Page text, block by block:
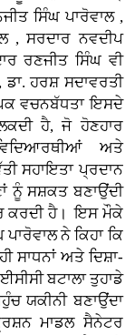
ਸਿੰਘ ਪਾਰੋਵਾਲ ,
, ਸਰਦਾਰ ਨਵਦੀਪ
ਰਣਜੀਤ ਸਿੰਘ ਵੀ
ਹਰਸ਼ ਸਦਾਵਰਤੀ
ਵਚਨਬੱਧਤਾ ਇਸਦੇ
ਹੈ, ਜੋ ਹੋਣਹਾਰ
ਅਤੇ
ਸਹਾਇਤਾ ਪ੍ਰਦਾਨ
ਨੂੰ ਸਸ਼ਕਤ ਬਣਾਉਂਦੀ
ਕਰਦੀ ਹੈ। ਇਸ ਮੌਕੇ
ਨੇ ਕਿਹਾ ਕਿ
ਸਾਧਨਾਂ ਅਤੇ ਦਿਸ਼ਾ-
ਬਟਾਲਾ ਤੁਹਾਡੇ
ਯਕੀਨੀ ਬਣਾਉਂਦਾ
ਮਾਡਲ ਸੈਨੇਟਰ